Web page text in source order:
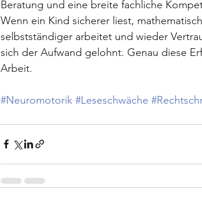
Beratung und eine breite fachliche
Wenn ein Kind sicherer liest,
selbstständiger arbeitet und wieder
sich der Aufwand gelohnt. Genau diese
Arbeit.
#Neuromotorik #Leseschwäche